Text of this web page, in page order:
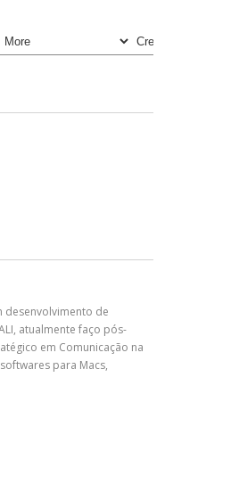
desenvolvimento de
atualmente faço pós-
em Comunicação na
para Macs,